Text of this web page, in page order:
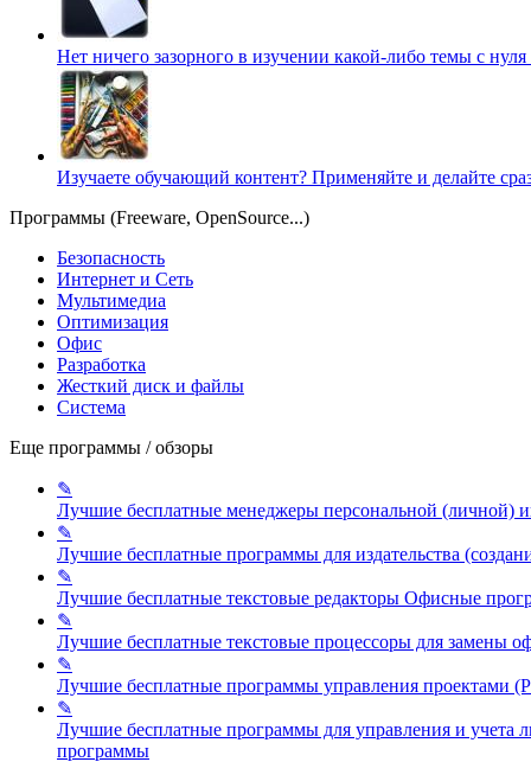
Нет ничего зазорного в изучении какой-либо темы с нуля
Изучаете обучающий контент? Применяйте и делайте
Программы (Freeware, OpenSource...)
Безопасность
Интернет и Сеть
Мультимедиа
Оптимизация
Офис
Разработка
Жесткий диск и файлы
Система
Еще программы / обзоры
✎
Лучшие бесплатные менеджеры персональной (личной)
✎
Лучшие бесплатные программы для издательства
✎
Лучшие бесплатные текстовые редакторы Офисные
✎
Лучшие бесплатные текстовые процессоры для замены
✎
Лучшие бесплатные программы управления проектами
✎
Лучшие бесплатные программы для управления и учета
программы